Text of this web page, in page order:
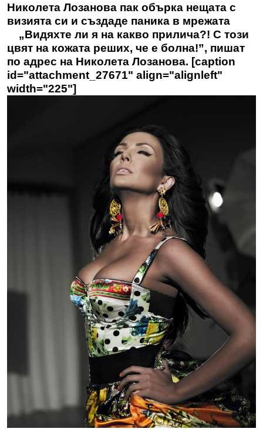
Николета Лозанова пак обърка нещата с
визията си и създаде паника в мрежата
„Видяхте ли я на какво прилича?! С този
цвят на кожата реших, че е болна!”, пишат
по адрес на Николета Лозанова. [caption
id="attachment_27671" align="alignleft"
width="225"]